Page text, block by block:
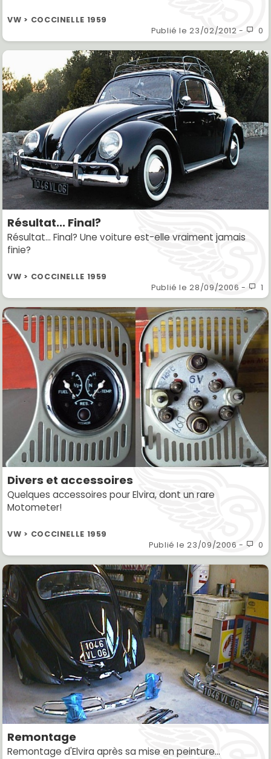
VW > COCCINELLE 1959
Publié le23/02/2012 - 0
Résultat... Final?
Résultat... Final? Une voiture est-elle vraiment jamais
finie?
VW > COCCINELLE 1959
Publié le28/09/2006 - 1
Divers et accessoires
Quelques accessoires pour Elvira, dont un rare
Motometer!
VW > COCCINELLE 1959
Publié le23/09/2006 - 0
Remontage
Remontage d'Elvira après sa mise en peinture...